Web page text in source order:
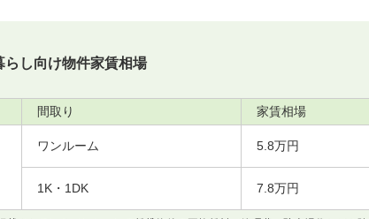
らし向け物件家賃相場
間取り 家賃相場
ワンルーム 5.8万円
1K・1DK 7.8万円